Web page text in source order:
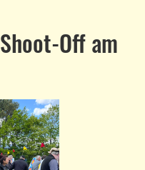
Off am